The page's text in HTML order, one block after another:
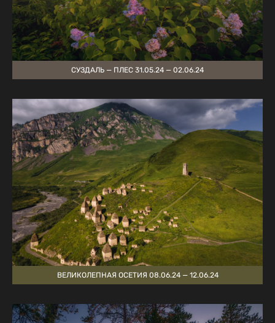
СУЗДАЛЬ — ПЛЕС 31.05.24 — 02.06.24
ВЕЛИКОЛЕПНАЯ ОСЕТИЯ 08.06.24 — 12.06.24